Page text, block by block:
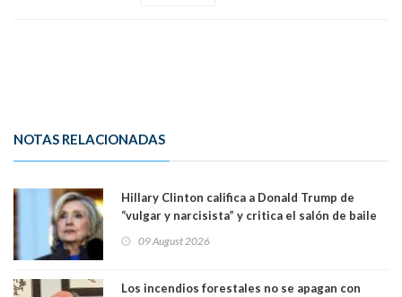
NOTAS RELACIONADAS
Hillary Clinton califica a Donald Trump de
“vulgar y narcisista” y critica el salón de baile
casa. Y la está destruyendo”
09 August 2026
Los incendios forestales no se apagan con